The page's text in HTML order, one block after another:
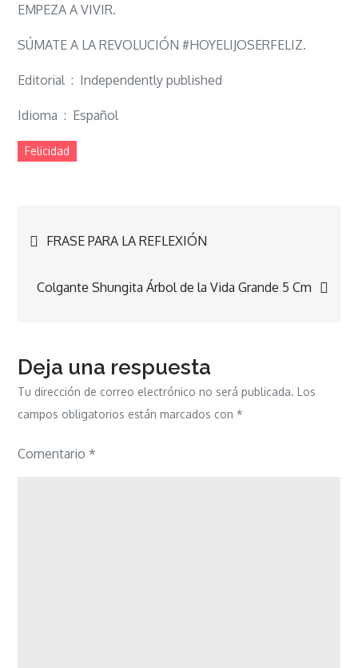
EMPEZA A VIVIR.
SÚMATE A LA REVOLUCIÓN #HOYELIJOSERFELIZ.
Editorial ‏ : ‎ Independently published
Idioma ‏ : ‎ Español
Felicidad
Navegación
de
FRASE PARA LA REFLEXIÓN
Colgante Shungita Árbol de la Vida Grande 5 Cm
Deja una respuesta
Tu dirección de correo electrónico no será publicada. Los
campos obligatorios están marcados con*
Comentario *